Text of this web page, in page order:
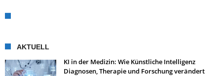
AKTUELL
KI in der Medizin: Wie Künstliche Intelligenz
Diagnosen, Therapie und Forschung verändert